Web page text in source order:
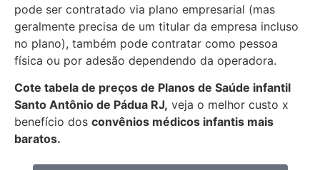
pode ser contratado via plano empresarial (mas
geralmente precisa de um titular da empresa incluso
no plano), também pode contratar como pessoa
física ou por adesão dependendo da operadora.
Cote tabela de preços de Planos de Saúde infantil
Santo Antônio de Pádua RJ, veja o melhor custo x
benefício dos convênios médicos infantis mais
baratos.